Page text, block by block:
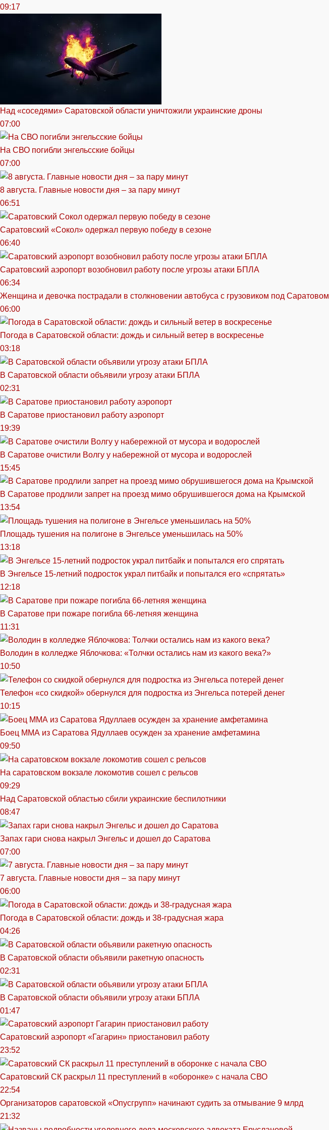
09:17
Над «соседями» Саратовской области уничтожили украинские дроны
07:00
На СВО погибли энгельсские бойцы
07:00
8 августа. Главные новости дня – за пару минут
06:51
Саратовский «Сокол» одержал первую победу в сезоне
06:40
Саратовский аэропорт возобновил работу после угрозы атаки БПЛА
06:34
Женщина и девочка пострадали в столкновении автобуса с грузовиком под Саратовом
06:00
Погода в Саратовской области: дождь и сильный ветер в воскресенье
03:18
В Саратовской области объявили угрозу атаки БПЛА
02:31
В Саратове приостановил работу аэропорт
19:39
В Саратове очистили Волгу у набережной от мусора и водорослей
15:45
В Саратове продлили запрет на проезд мимо обрушившегося дома на Крымской
13:54
Площадь тушения на полигоне в Энгельсе уменьшилась на 50%
13:18
В Энгельсе 15-летний подросток украл питбайк и попытался его «спрятать»
12:18
В Саратове при пожаре погибла 66-летняя женщина
11:31
Володин в колледже Яблочкова: «Толчки остались нам из какого века?»
10:50
Телефон «со скидкой» обернулся для подростка из Энгельса потерей денег
10:15
Боец ММА из Саратова Ядуллаев осужден за хранение амфетамина
09:50
На саратовском вокзале локомотив сошел с рельсов
09:29
Над Саратовской областью сбили украинские беспилотники
08:47
Запах гари снова накрыл Энгельс и дошел до Саратова
07:00
7 августа. Главные новости дня – за пару минут
06:00
Погода в Саратовской области: дождь и 38-градусная жара
04:26
В Саратовской области объявили ракетную опасность
02:31
В Саратовской области объявили угрозу атаки БПЛА
01:47
Саратовский аэропорт «Гагарин» приостановил работу
23:52
Саратовский СК раскрыл 11 преступлений в «оборонке» с начала СВО
22:54
Организаторов саратовской «Опусгрупп» начинают судить за отмывание 9 млрд
21:32